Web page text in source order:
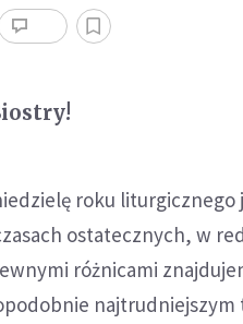
roku
ostatecznych, w
różnicami